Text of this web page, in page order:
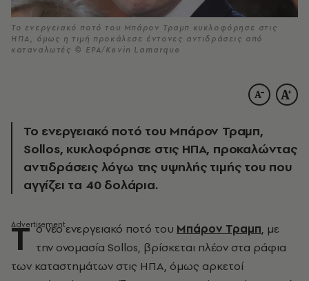
Το ενεργειακό ποτό του Μπάρον Τραμπ κυκλοφόρησε στις
ΗΠΑ, όμως η τιμή προκάλεσε έντονες αντιδράσεις από
καταναλωτές © EPA/Kevin Lamarque
Το ενεργειακό ποτό του Μπάρον Τραμπ,
Sollos, κυκλοφόρησε στις ΗΠΑ, προκαλώντας
αντιδράσεις λόγω της υψηλής τιμής του που
αγγίζει τα 40 δολάρια.
Τ ο νέο ενεργειακό ποτό του Μπάρον Τραμπ, με
την ονομασία Sollos, βρίσκεται πλέον στα ράφια
των καταστημάτων στις ΗΠΑ, όμως αρκετοί